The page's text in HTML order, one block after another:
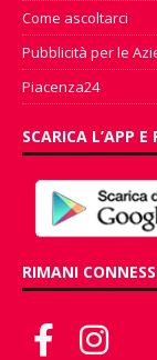
Come ascoltarci
Pubblicità per le
Piacenza24
SCARICA L’APP
RIMANI